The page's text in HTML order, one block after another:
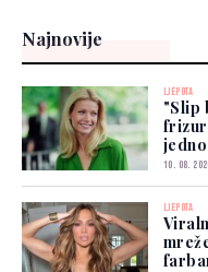
Najnovije
LJEPOTA
"Slip
10. 08.
LJEPOTA